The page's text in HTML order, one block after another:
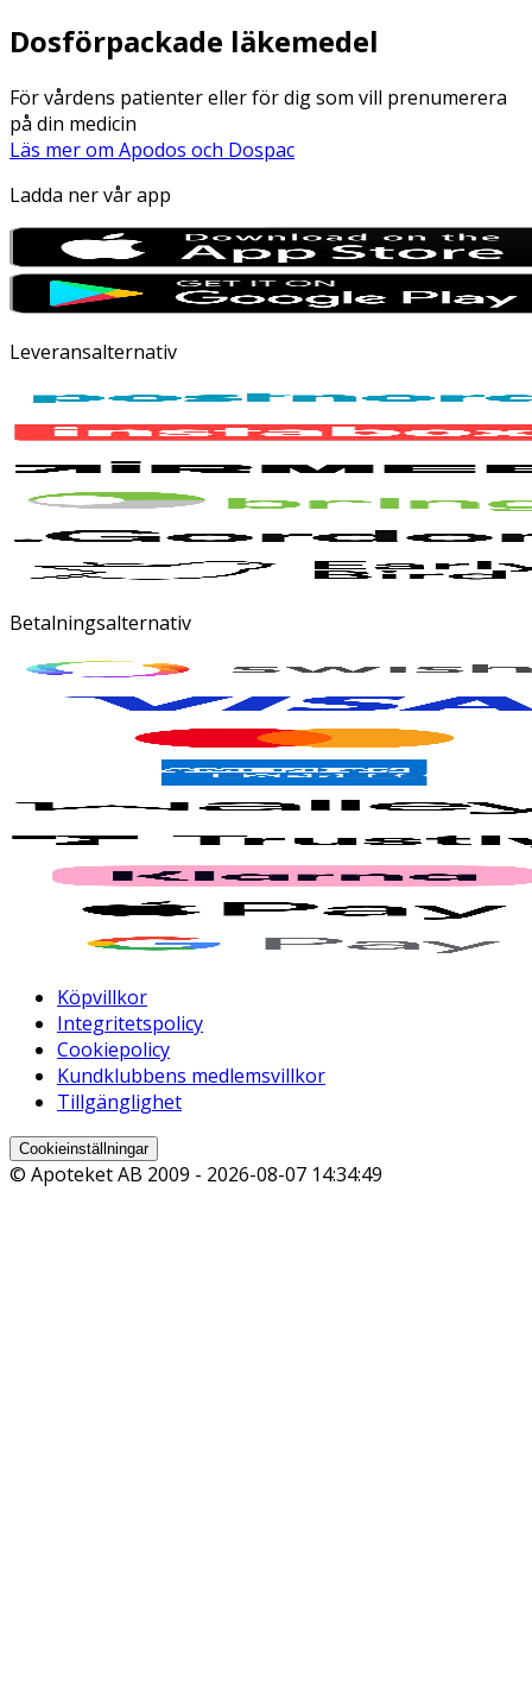
Dosförpackade läkemedel
För vårdens patienter eller för dig som vill prenumerera
på din medicin
Läs mer om Apodos och Dospac
Ladda ner vår app
Leveransalternativ
Betalningsalternativ
Köpvillkor
Integritetspolicy
Cookiepolicy
Kundklubbens medlemsvillkor
Tillgänglighet
Cookieinställningar
© Apoteket AB 2009 - 2026-08-07 14:34:49